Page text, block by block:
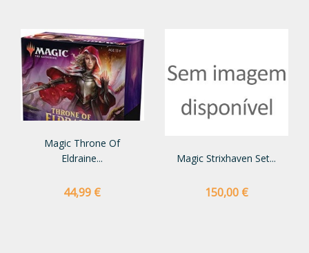
Magic Throne Of
Eldraine...
Preço
44,99 €
Magic Strixhaven Set...
Preço
150,00 €